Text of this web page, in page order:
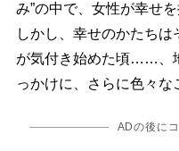
み”の中で、女性が幸せ
しかし、幸せのかたち
が気付き始めた頃……、
っかけに、さらに色々な
ADの後に